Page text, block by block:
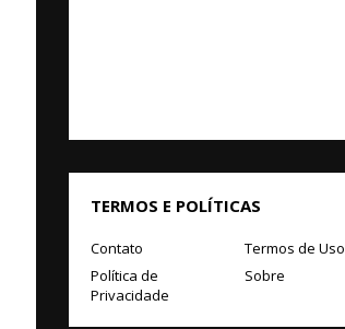
TERMOS E POLÍTICAS
Contato
Termos de Uso
Política de
Privacidade
Sobre